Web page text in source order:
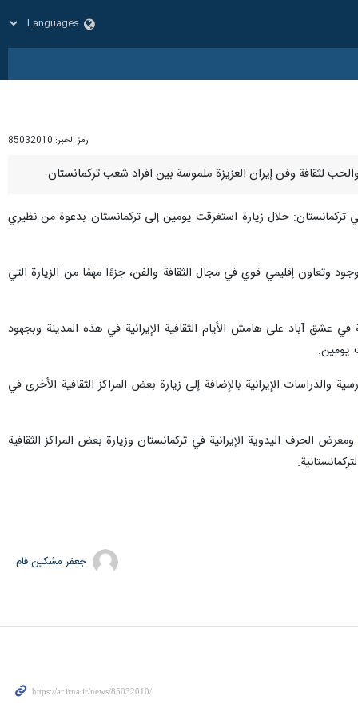
رمز الخبر: 85032010
تركمانستان: خلال زيارة استغرقت يومين إلى تركمانستان بدعوة من نظيري
وتعاون إقليمي قوي في مجال الثقافة والفن، جزءًا مهمًا من الزيارة التي
في عشق آباد على هامش الأيام الثقافية الإيرانية في هذه المدينة وبجهود
يومين.
والدراسات الإيرانية بالإضافة إلى زيارة بعض المراكز الثقافية الأخرى في
الحرف اليدوية الإيرانية في تركمانستان وزيارة بعض المراكز الثقافية
جعفر مشکین فام